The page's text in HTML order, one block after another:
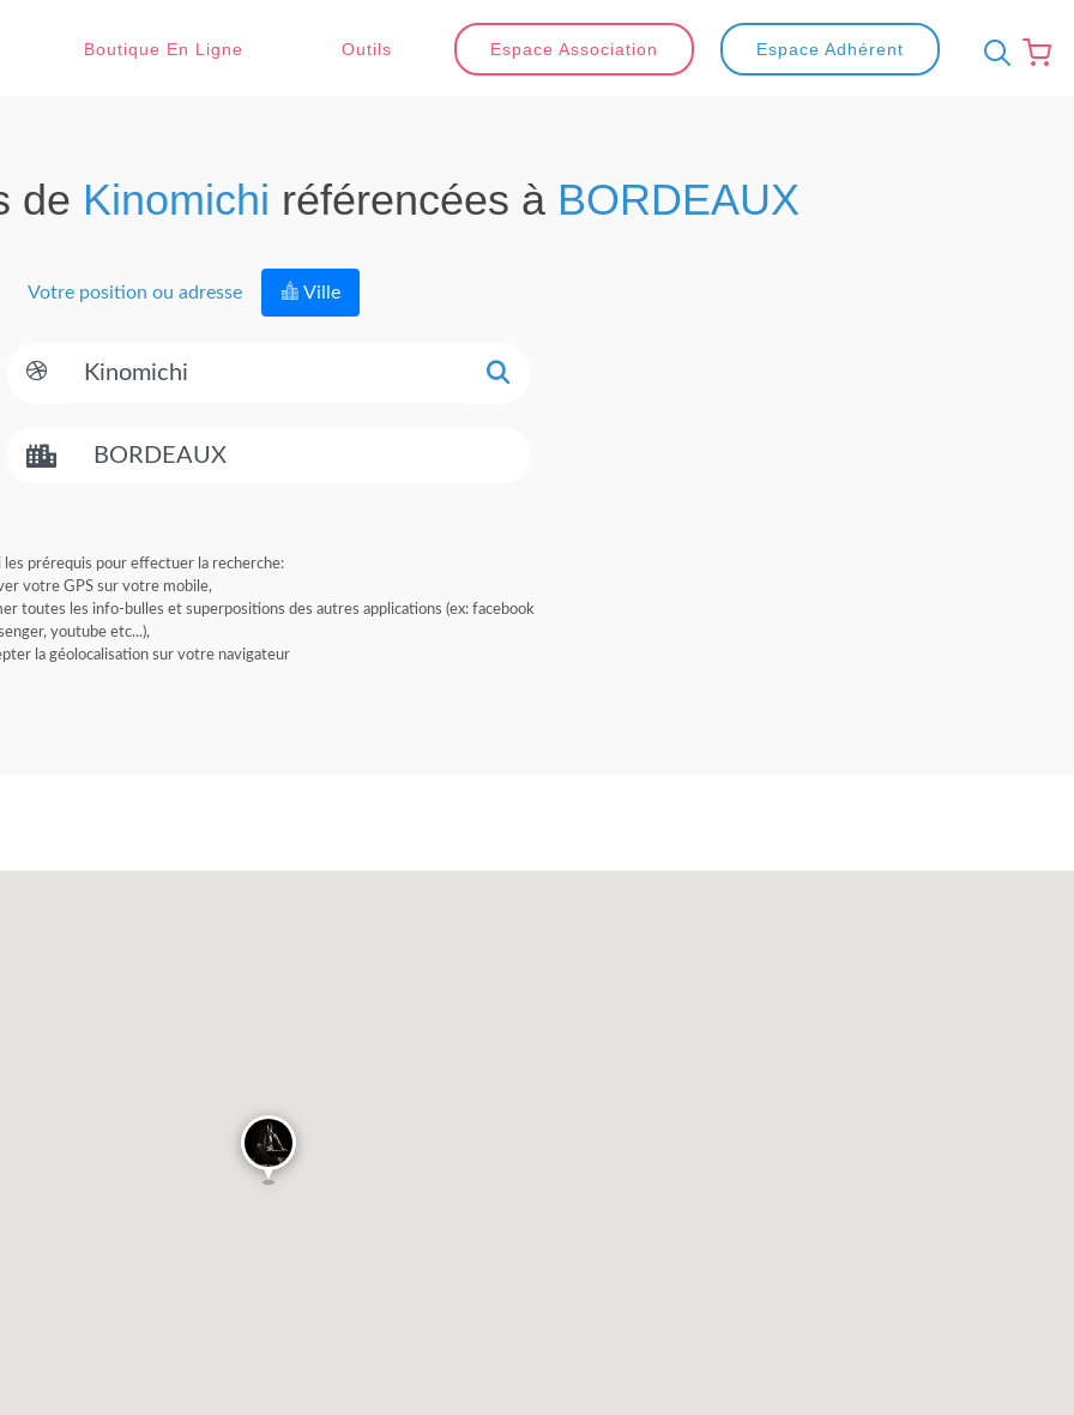
Boutique En Ligne Outils Espace Association Espace Adhérent
de Kinomichi référencées à BORDEAUX
Votre position ou adresse Ville
les prérequis pour effectuer la recherche:
votre GPS sur votre mobile,
toutes les info-bulles et superpositions des autres applications (ex: facebook
youtube etc...),
la géolocalisation sur votre navigateur